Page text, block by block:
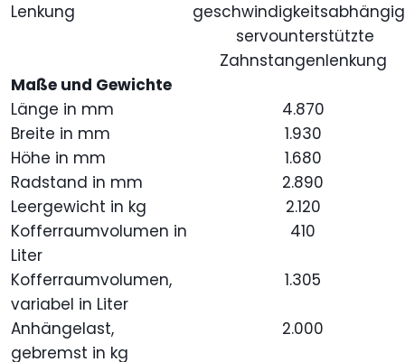
Lenkung
servounterstützte
Zahnstangenlenkung
Maße und Gewichte
Länge in mm
4.870
Breite in mm
1.930
Höhe in mm
1.680
Radstand in mm
2.890
Leergewicht in kg
2.120
Kofferraumvolumen in
Liter
410
Kofferraumvolumen,
variabel in Liter
1.305
Anhängelast,
gebremst in kg
2.000